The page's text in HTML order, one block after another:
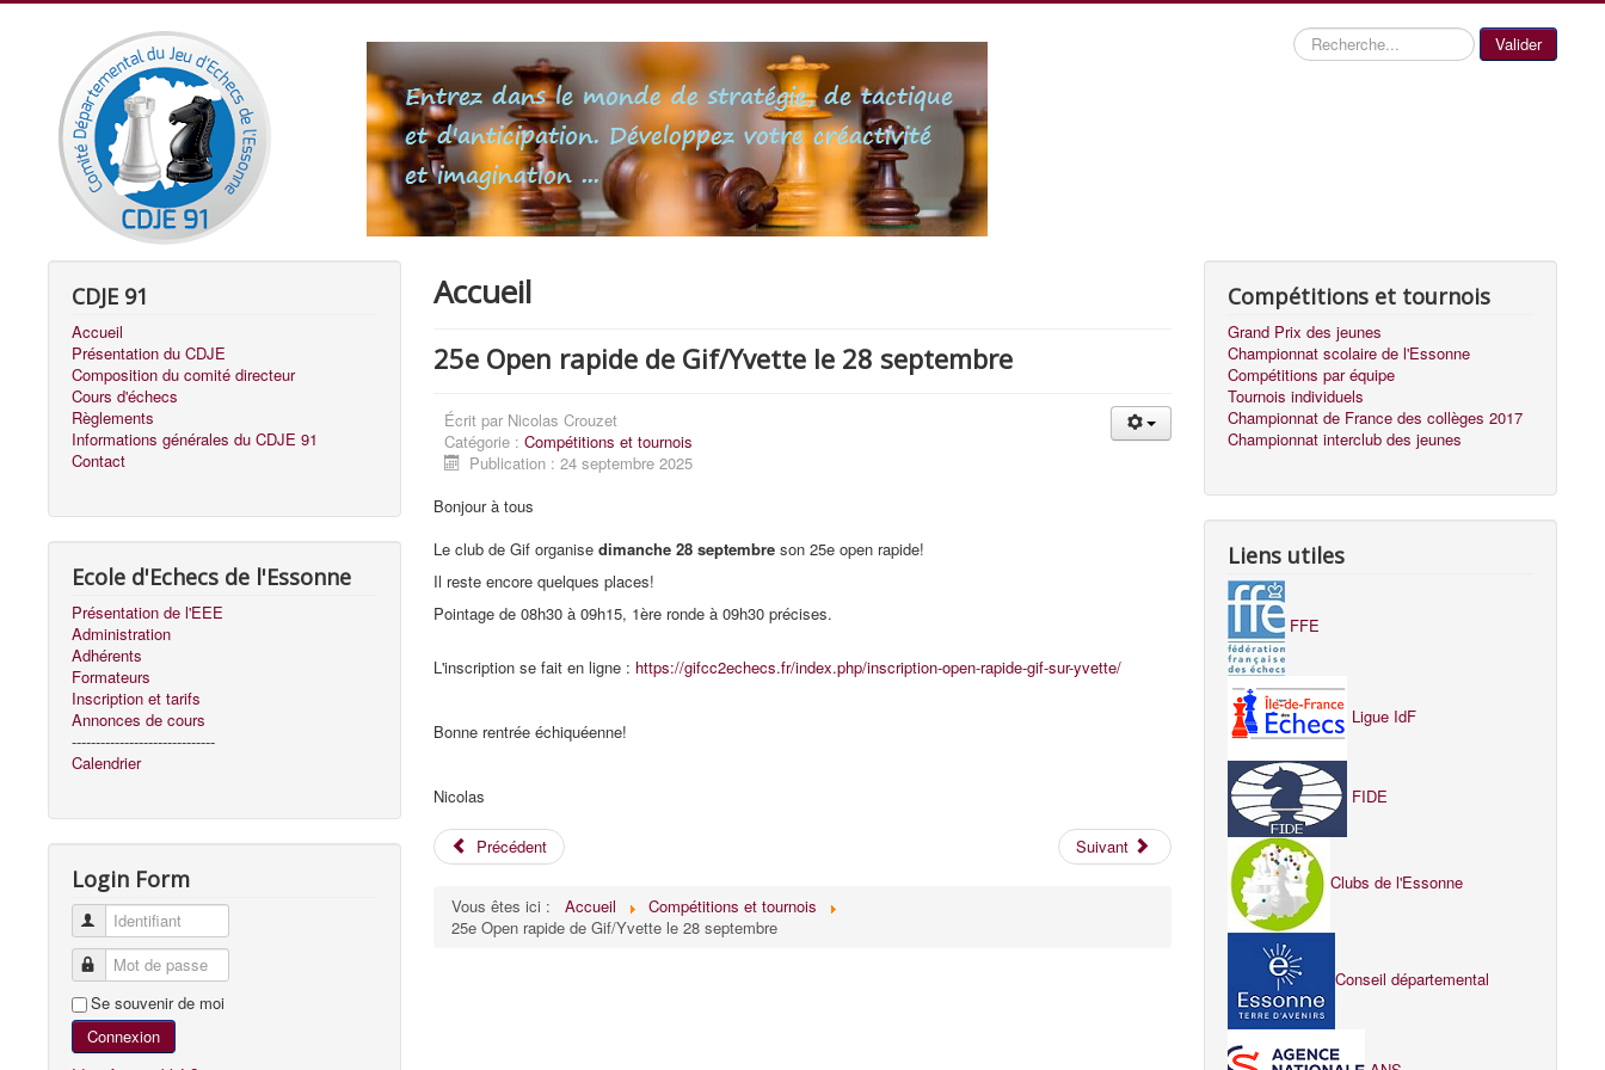
Recherche Valider
CDJE 91
Accueil
Présentation du CDJE
Composition du comité directeur
Cours d'échecs
Règlements
Informations générales du CDJE 91
Contact
Ecole d'Echecs de l'Essonne
Présentation de l'EEE
Administration
Adhérents
Formateurs
Inscription et tarifs
Annonces de cours
------------------------------
Calendrier
Login Form
Identifiant
Mot de passe
Se souvenir de moi
Connexion
Accueil
25e Open rapide de Gif/Yvette le 28 septembre
Écrit par Nicolas Crouzet
Catégorie : Compétitions et tournois
Publication : 24 septembre 2025
Bonjour à tous
Le club de Gif organise dimanche 28 septembreson 25e open rapide!
Il reste encore quelques places!
Pointage de 08h30 à 09h15, 1ère ronde à 09h30 précises.
L'inscription se fait en ligne : https://gifcc2echecs.fr/index.php/inscription-open-rapide-gif-sur-yvette/
Bonne rentrée échiquéenne!
Nicolas
Précédent Suivant
Vous êtes ici : Accueil
Compétitions et tournois
25e Open rapide de Gif/Yvette le 28 septembre
Compétitions et tournois
Grand Prix des jeunes
Championnat scolaire de l'Essonne
Compétitions par équipe
Tournois individuels
Championnat de France des collèges 2017
Championnat interclub des jeunes
Liens utiles
FFE
Ligue IdF
FIDE
Clubs de l'Essonne
Conseil départemental